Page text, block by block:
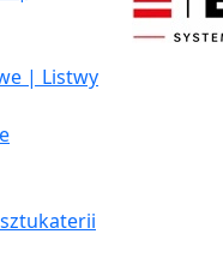
| Listwy